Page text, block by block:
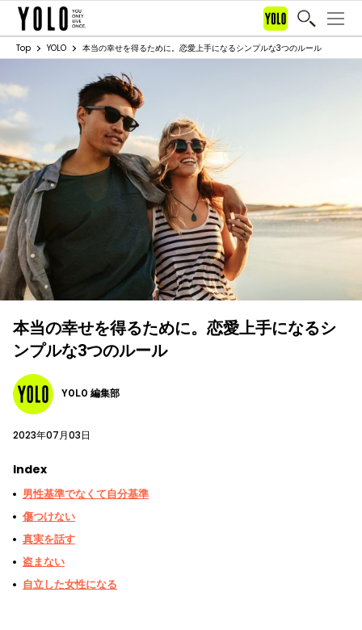
Top YOLO 本当の幸せを得るために。恋愛上手になるシンプルな3つのルール
本当の幸せを得るために。恋愛上手になるシ
ンプルな3つのルール
YOLO 編集部
2023年07月03日
Index
男性基準でなくて自分基準
傷つけない
真実を話す
盗まない
自立した女性になる